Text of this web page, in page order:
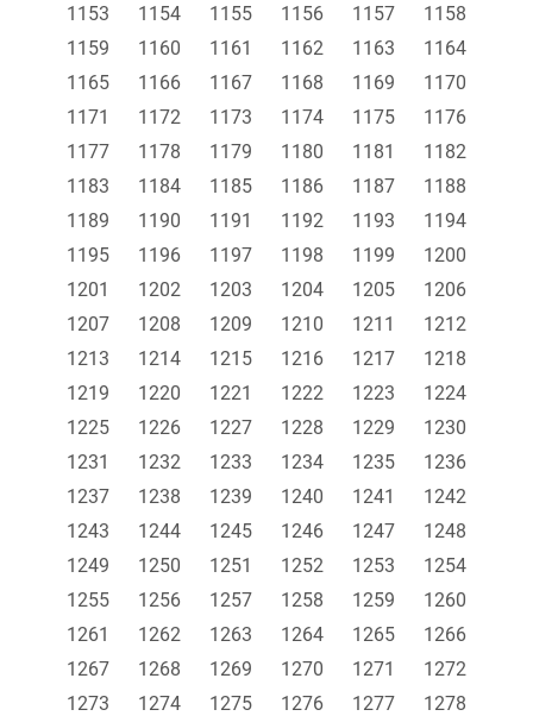
1153 1154 1155 1156 1157
1158
1159
1160 1161 1162 1163
1164
1165
1166 1167 1168 1169
1170
1171
1172 1173 1174 1175
1176
1177
1178 1179 1180 1181
1182
1183
1184 1185 1186 1187
1188
1189
1190 1191 1192 1193
1194
1195
1196 1197 1198 1199
1200
1201
1202 1203 1204 1205
1206
1207
1208 1209 1210 1211
1212
1213
1214 1215 1216 1217
1218
1219
1220 1221 1222 1223
1224
1225
1226 1227 1228 1229
1230
1231
1232 1233 1234 1235
1236
1237
1238 1239 1240 1241
1242
1243
1244 1245 1246 1247
1248
1249
1250 1251 1252 1253
1254
1255
1256 1257 1258 1259
1260
1261
1262 1263 1264 1265
1266
1267
1268 1269 1270 1271
1272
1273
1274 1275 1276 1277
1278